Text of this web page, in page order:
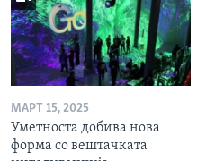
МАРТ 15, 2025
Уметноста добива нова
форма со вештачката